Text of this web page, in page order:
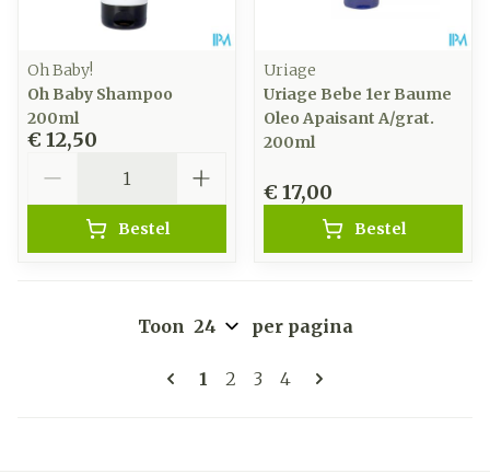
Oh Baby!
Oh Baby Shampoo
200ml
€ 12,50
Bestel
Uriage
Uriage Bebe 1er Baume
Oleo Apaisant A/grat.
200ml
€ 17,00
Bestel
Pagina's
U lees momenteel pagina
1 Pagina
2 Pagina
3 Pagina
4
Toon per pagina